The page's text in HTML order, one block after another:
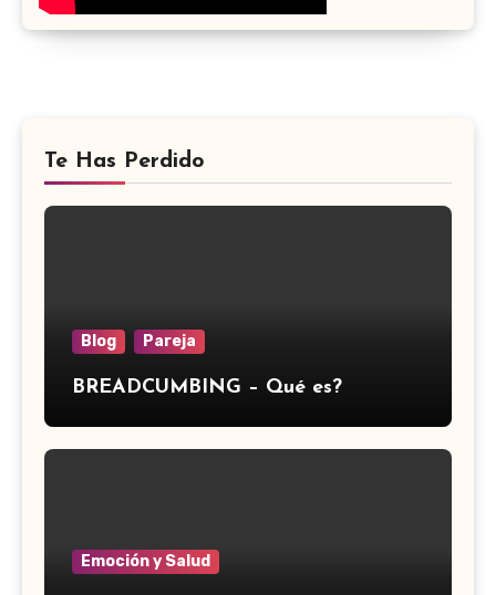
Te Has Perdido
Blog Pareja
BREADCUMBING – Qué es?
Emoción y Salud